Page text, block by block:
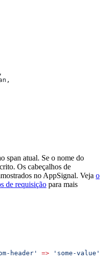
,
,
span atual. Se o nome do
Os cabeçalhos de
no AppSignal. Veja o
de requisição para mais
header' => 'some-value'